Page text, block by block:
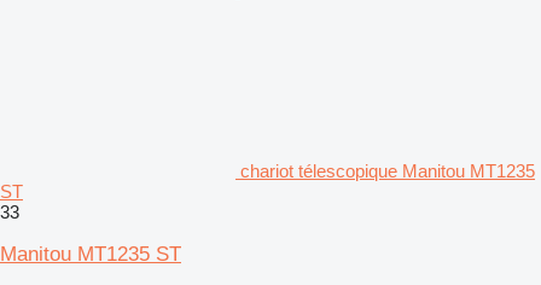
chariot télescopique Manitou MT1235
ST
33
Manitou MT1235 ST